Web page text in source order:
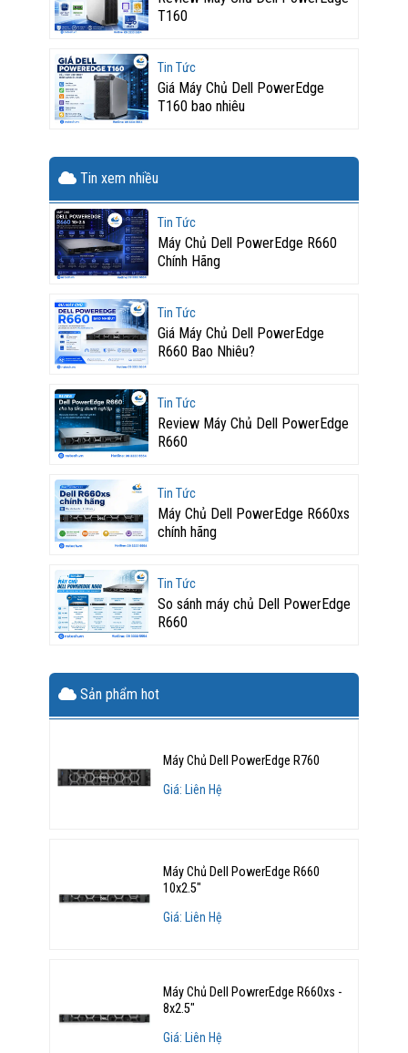
T160
Tin Tức
Giá Máy Chủ Dell PowerEdge
T160 bao nhiêu
Tin xem nhiều
Tin Tức
Máy Chủ Dell PowerEdge R660
Chính Hãng
Tin Tức
Giá Máy Chủ Dell PowerEdge
R660 Bao Nhiêu?
Tin Tức
Review Máy Chủ Dell PowerEdge
R660
Tin Tức
Máy Chủ Dell PowerEdge R660xs
chính hãng
Tin Tức
So sánh máy chủ Dell PowerEdge
R660
Sản phẩm hot
Máy Chủ Dell PowerEdge R760
Giá: Liên Hệ
Máy Chủ Dell PowerEdge R660
10x2.5"
Giá: Liên Hệ
Máy Chủ Dell PowrerEdge R660xs -
8x2.5"
Giá: Liên Hệ